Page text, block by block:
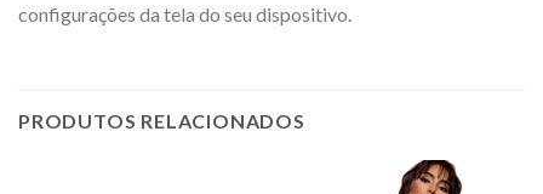
configurações da tela do seu dispositivo.
PRODUTOS RELACIONADOS